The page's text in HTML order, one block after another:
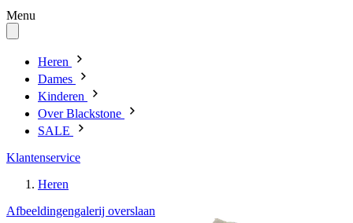
Menu
Heren
Dames
Kinderen
Over Blackstone
SALE
Klantenservice
Heren
Afbeeldingengalerij overslaan